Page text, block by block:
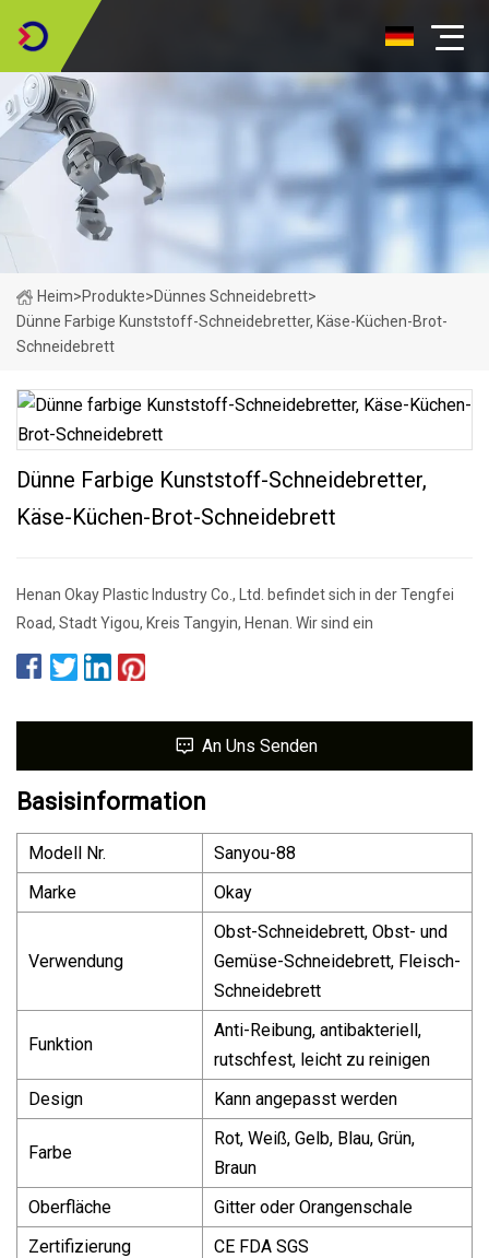
Heim>Produkte>Dünnes Schneidebrett>
Dünne Farbige Kunststoff-Schneidebretter, Käse-Küchen-Brot-
Schneidebrett
Dünne Farbige Kunststoff-Schneidebretter,
Käse-Küchen-Brot-Schneidebrett
Henan Okay Plastic Industry Co., Ltd. befindet sich in der Tengfei
Road, Stadt Yigou, Kreis Tangyin, Henan. Wir sind ein
An Uns Senden
Basisinformation
Modell Nr.
Sanyou-88
Marke
Okay
Verwendung
Obst-Schneidebrett, Obst- und
Gemüse-Schneidebrett, Fleisch-
Schneidebrett
Funktion
Anti-Reibung, antibakteriell,
rutschfest, leicht zu reinigen
Design
Kann angepasst werden
Farbe
Rot, Weiß, Gelb, Blau, Grün,
Braun
Oberfläche
Gitter oder Orangenschale
Zertifizierung
CE FDA SGS